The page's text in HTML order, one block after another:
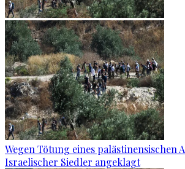
Wegen Tötung eines palästinensischen
Israelischer Siedler angeklagt